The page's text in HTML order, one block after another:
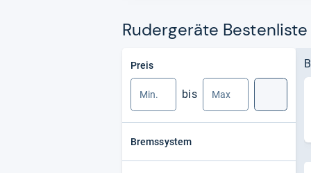
Rudergeräte Bestenliste
Preis
bis
Bremssystem